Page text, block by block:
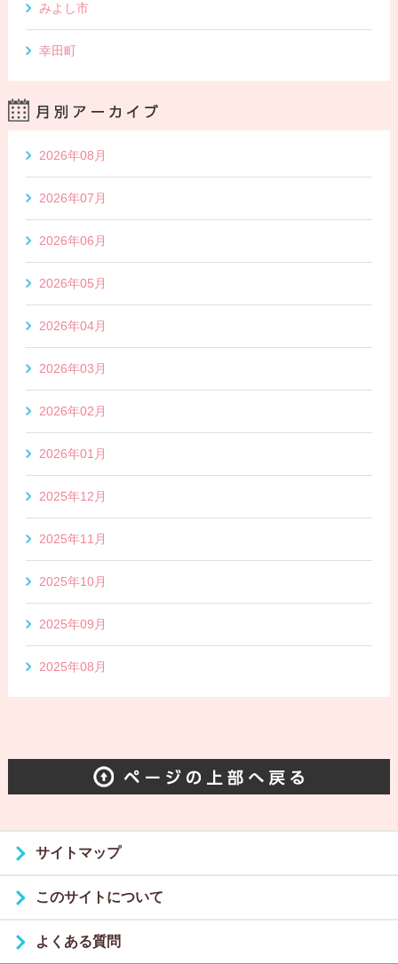
みよし市
幸田町
2026年08月
2026年07月
2026年06月
2026年05月
2026年04月
2026年03月
2026年02月
2026年01月
2025年12月
2025年11月
2025年10月
2025年09月
2025年08月
サイトマップ
このサイトについて
よくある質問